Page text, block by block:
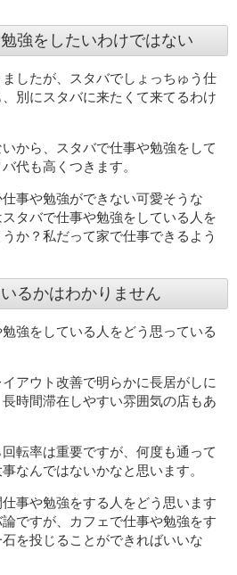
強をしたいわけではない
したが、スタバでしょっちゅう仕
別にスタバに来たくて来てるわけ
から、スタバで仕事や勉強をして
代も高くつきます。
事や勉強ができない可愛そうな
タバで仕事や勉強をしている人を
か？私だって家で仕事できるよう
るかはわかりません
強をしている人をどう思っている
アウト改善で明らかに長居がしに
時間滞在しやすい雰囲気の店もあ
転率は重要ですが、何度も通って
なんではないかなと思います。
事や勉強をする人をどう思います
ですが、カフェで仕事や勉強をす
を投じることができればいいな